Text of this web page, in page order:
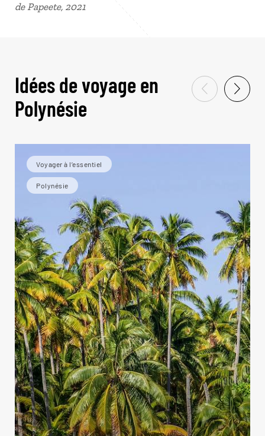
de Papeete, 2021
Idées de voyage en
Polynésie
Voyager à l’essentiel
Polynésie